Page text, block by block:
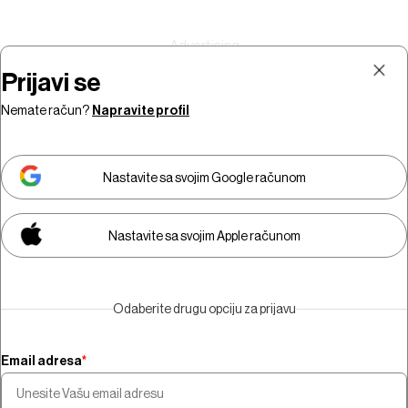
Morate biti pretplatnik da biste
gledali video sadržaj.
Pretplatite se
Prijavi se
Nemate račun? Napravite profil
Nastavite sa svojim Google računom
Nastavite sa svojim Apple računom
Odaberite drugu opciju za prijavu
Email adresa*